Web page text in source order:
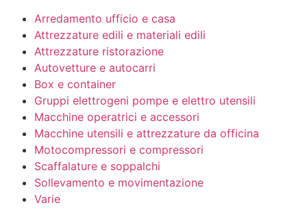
Arredamento ufficio e casa
Attrezzature edili e materiali edili
Attrezzature ristorazione
Autovetture e autocarri
Box e container
Gruppi elettrogeni pompe e elettro utensili
Macchine operatrici e accessori
Macchine utensili e attrezzature da officina
Motocompressori e compressori
Scaffalature e soppalchi
Sollevamento e movimentazione
Varie